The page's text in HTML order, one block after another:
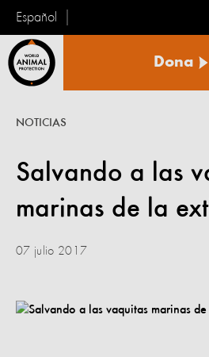
Español
Animal
Dona
Salvando a las
marinas de la
NOTICIAS
07 julio 2017